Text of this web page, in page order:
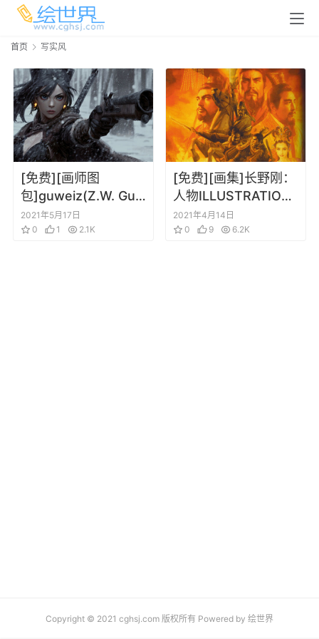
首页 写实风
[免费][画师图
包]guweiz(Z.W. Gu)
图包 20210514
2021年5月17日
0
1 2.1K
[免费][画集]长野刚：
人物ILLUSTRATION
WORKS 长野刚 三
国、战国人物插画集
2021年4月14日
0
9 6.2K
Copyright © 2021 cghsj.com 版权所有 Powered by 绘世界